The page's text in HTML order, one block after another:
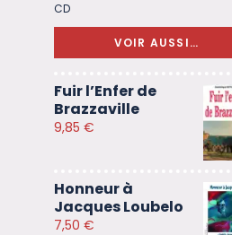
CD
VOIR AUSSI…
Fuir l’Enfer de
Brazzaville
9,85 €
Honneur à
Jacques Loubelo
7,50 €